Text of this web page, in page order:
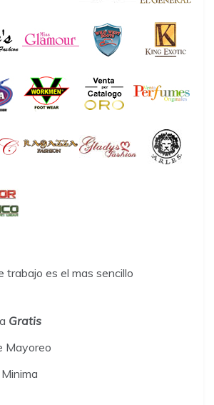
trabajo es el mas sencillo
Gratis
Mayoreo